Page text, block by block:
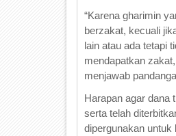
“Karena gharimin
berzakat, kecuali
lain atau ada tetapi
mendapatkan
menjawab
Harapan agar dana
serta telah
dipergunakan untuk